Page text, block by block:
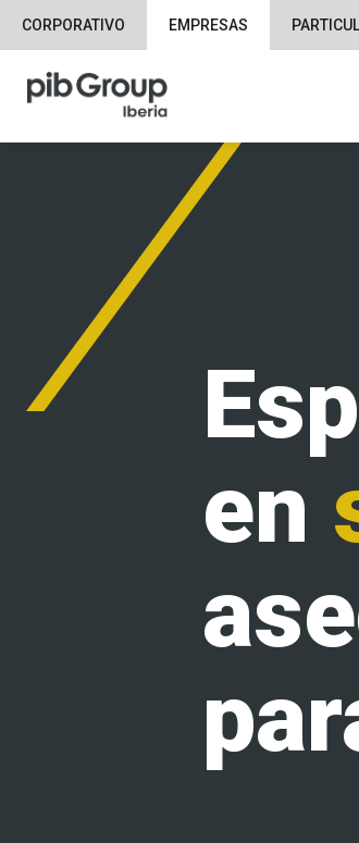
CORPORATIVO EMPRESAS
en